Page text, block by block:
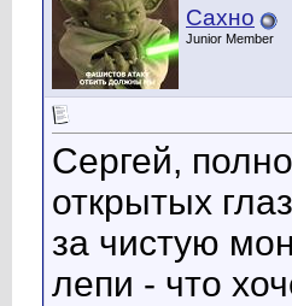
Cахно
Junior Member
Сергей,
открытых
за чистую
лепи - что